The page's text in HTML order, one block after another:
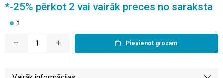
*-25% pērkot 2 vai vairāk preces no saraksta
3
Pievienot grozam